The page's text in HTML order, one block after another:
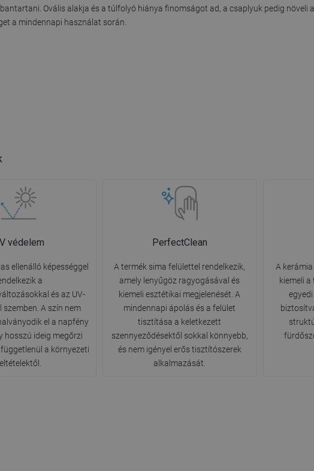
Ovális alakja és a túlfolyó hiánya finomságot ad, a csaplyuk pedig növeli
a mindennapi használat során.
védelem
ellenálló képességgel
a
és az UV-
szemben. A szín nem
el a napfény
hosszú ideig megőrzi
a környezeti
PerfectClean
A termék sima felülettel rendelkezik,
amely lenyűgöz ragyogásával és
kiemeli esztétikai megjelenését. A
mindennapi ápolás és a felület
tisztítása a keletkezett
szennyeződésektől sokkal könnyebb,
és nem igényel erős tisztítószerek
alkalmazását.
A
kiemeli a